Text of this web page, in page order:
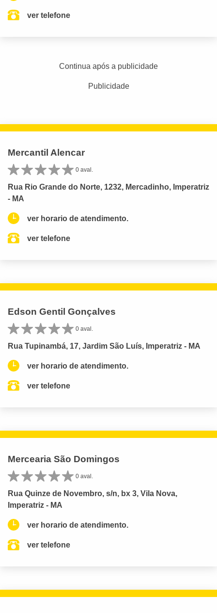
ver telefone
Continua após a publicidade
Publicidade
Mercantil Alencar
0 aval.
Rua Rio Grande do Norte, 1232, Mercadinho, Imperatriz
- MA
ver horario de atendimento.
ver telefone
Edson Gentil Gonçalves
0 aval.
Rua Tupinambá, 17, Jardim São Luís, Imperatriz - MA
ver horario de atendimento.
ver telefone
Mercearia São Domingos
0 aval.
Rua Quinze de Novembro, s/n, bx 3, Vila Nova,
Imperatriz - MA
ver horario de atendimento.
ver telefone